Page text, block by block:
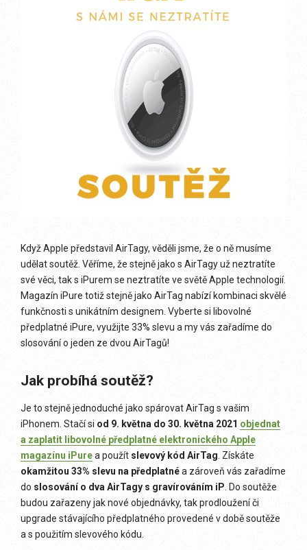
Když Apple představil AirTagy, věděli jsme, že o ně musíme
udělat soutěž. Věříme, že stejně jako s AirTagy už neztratíte
své věci, tak s iPurem se neztratíte ve světě Apple technologií.
Magazín iPure totiž stejně jako AirTag nabízí kombinaci skvělé
funkčnosti s unikátním designem. Vyberte si libovolné
předplatné iPure, využijte 33% slevu a my vás zařadíme do
slosování o jeden ze dvou AirTagů!
Jak probíhá soutěž?
Je to stejně jednoduché jako spárovat AirTag s vašim
iPhonem. Stačí si od 9. května do 30. května 2021 objednat
a zaplatit libovolné předplatné elektronického Apple
magazínu iPurea použít slevový kód AirTag . Získáte
okamžitou 33% slevu na předplatnéa zároveň vás zařadíme
do slosování o dva AirTagy s gravírováním iP . Do soutěže
budou zařazeny jak nové objednávky, tak prodloužení či
upgrade stávajícího předplatného provedené v době soutěže
a s použitím slevového kódu.